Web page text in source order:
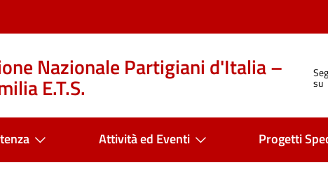
Nazionale Partigiani d'Italia –
E.T.S. su
Attività ed Eventi Progetti